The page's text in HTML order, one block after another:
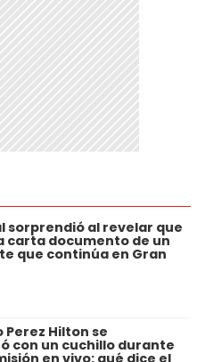
sorprendió al revelar que
carta documento de un
que continúa en Gran
Perez Hilton se
con un cuchillo durante